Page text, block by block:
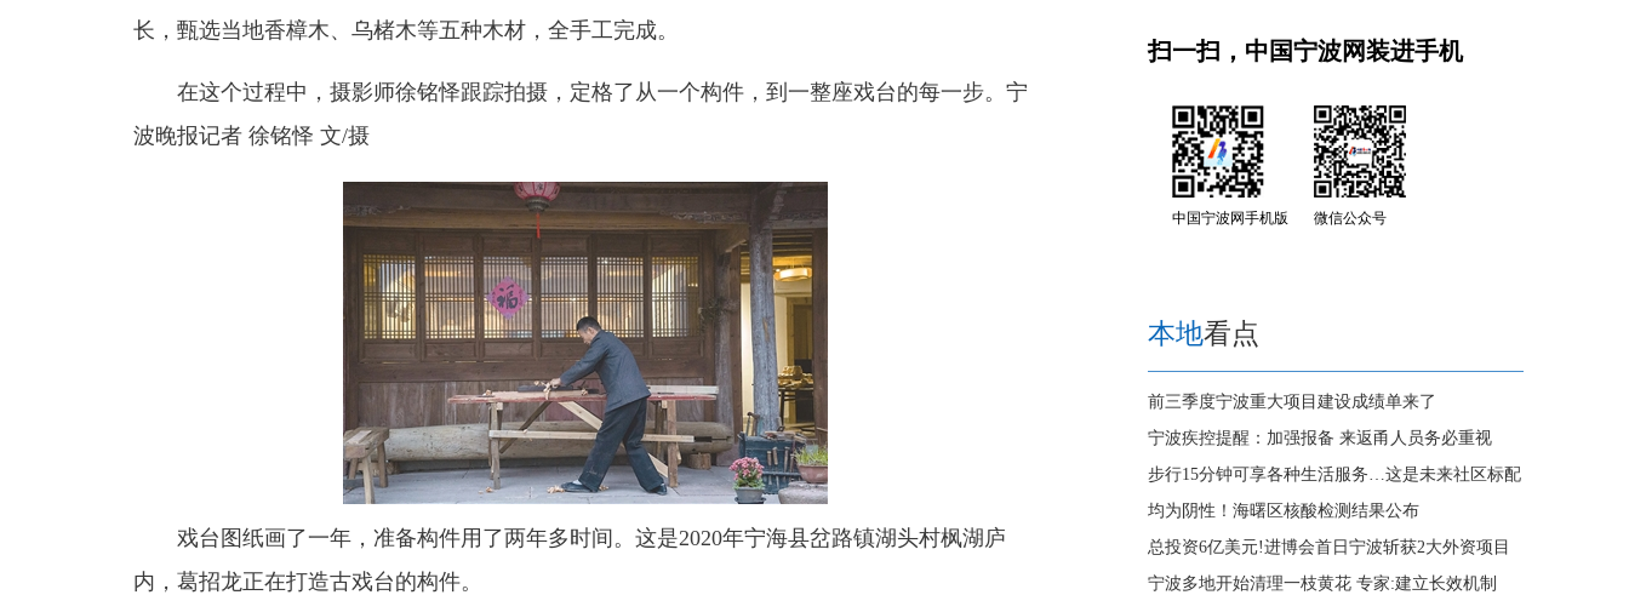
长，甄选当地香樟木、乌楮木等五种木材，全手工完成。
在这个过程中，摄影师徐铭怿跟踪拍摄，定格了从一个构件，到一整座戏台的每一步。宁
波晚报记者 徐铭怿 文/摄
戏台图纸画了一年，准备构件用了两年多时间。这是2020年宁海县岔路镇湖头村枫湖庐
内，葛招龙正在打造古戏台的构件。
扫一扫，中国宁波网装进手机
中国宁波网手机版 微信公众号
本地看点
前三季度宁波重大项目建设成绩单来了
宁波疾控提醒：加强报备 来返甬人员务必重视
步行15分钟可享各种生活服务…这是未来社区标配
均为阴性！海曙区核酸检测结果公布
总投资6亿美元!进博会首日宁波斩获2大外资项目
宁波多地开始清理一枝黄花 专家:建立长效机制